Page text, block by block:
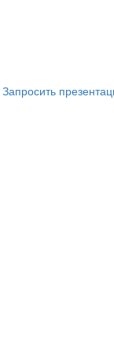
Запросить